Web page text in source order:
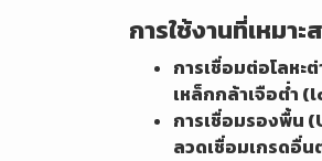
การใช้งานที่เหมาะ
การเชื่อมต่อโลหะ
เหล็กกล้าเจือต่ำ
การเชื่อมรองพื้น
ลวดเชื่อมเกรดอื่น